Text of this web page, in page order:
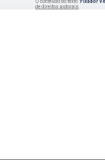
O conteúdo do texto "Fixador
de direitos autorais.